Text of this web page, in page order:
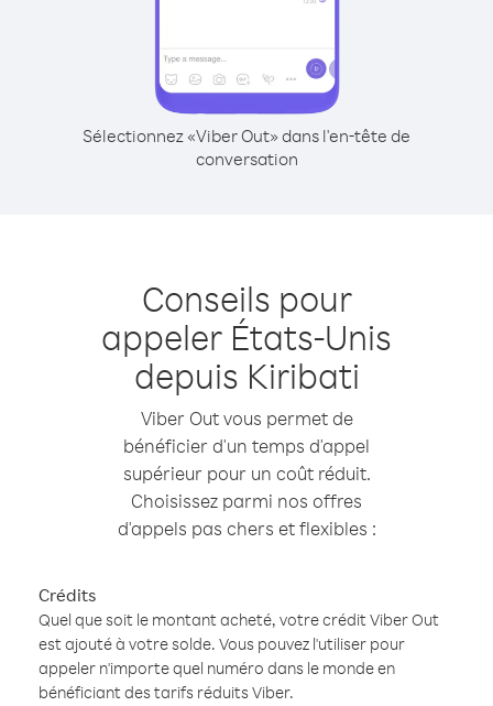
Sélectionnez «Viber Out» dans l'en-tête de
conversation
Conseils pour
appeler États-Unis
depuis Kiribati
Viber Out vous permet de
bénéficier d'un temps d'appel
supérieur pour un coût réduit.
Choisissez parmi nos offres
d'appels pas chers et flexibles :
Crédits
Quel que soit le montant acheté, votre crédit Viber Out
est ajouté à votre solde. Vous pouvez l'utiliser pour
appeler n'importe quel numéro dans le monde en
bénéficiant des tarifs réduits Viber.